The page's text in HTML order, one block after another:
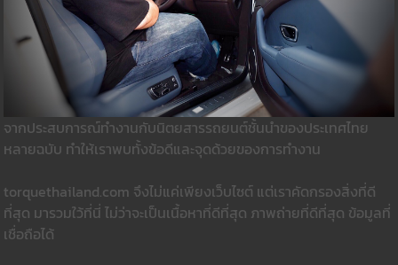
จากประสบการณ์ทำงานกับนิตยสารรถยนต์ชั้นนำของประเทศไทย
หลายฉบับ ทำให้เราพบทั้งข้อดีและจุดด้วยของการทำงาน
torquethailand.com จึงไม่แค่เพียงเว็บไซต์ แต่เราคัดกรองสิ่งที่ดี
ที่สุด มารวมใว้ที่นี่ ไม่ว่าจะเป็นเนื้อหาที่ดีที่สุด ภาพถ่ายที่ดีที่สุด ข้อมูลที่
เชื่อถือได้